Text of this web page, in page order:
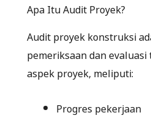
Apa Itu Audit Proyek?
Audit proyek konstruksi
pemeriksaan dan
aspek proyek, meliputi:
Progres pekerjaan